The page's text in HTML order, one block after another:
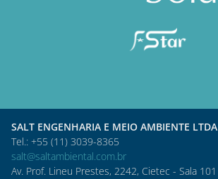
SALT ENGENHARIA E MEIO AMBIENTE LTDA
Tel.: +55 (11) 3039-8365
salt@saltambiental.com.br
Av. Prof. Lineu Prestes, 2242, Cietec - Sala 101